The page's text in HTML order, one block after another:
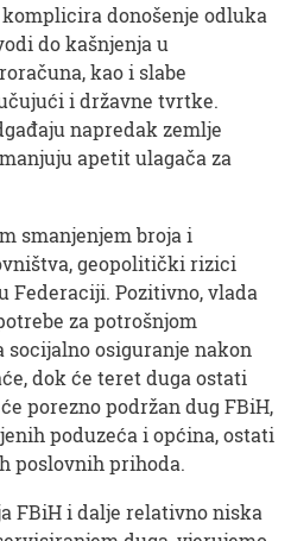
donošenje odluka
do kašnjenja u
kao i slabe
i državne tvrtke.
napredak zemlje
apetit ulagača za
smanjenjem broja i
geopolitički rizici
Federaciji. Pozitivno, vlada
za potrošnjom
socijalno osiguranje nakon
dok će teret duga ostati
porezno podržan dug FBiH,
poduzeća i općina, ostati
poslovnih prihoda.
FBiH i dalje relativno niska